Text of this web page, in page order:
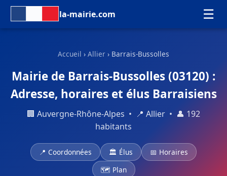
la-mairie.com ☰
Accueil › Allier › Barrais-Bussolles
Mairie de Barrais-Bussolles (03120) :
Adresse, horaires et élus Barraisiens
🏢 Auvergne-Rhône-Alpes • 📍 Allier • 👤 192
habitants
📍 Coordonnées 🏛 Élus
📅 Horaires
🗺 Plan